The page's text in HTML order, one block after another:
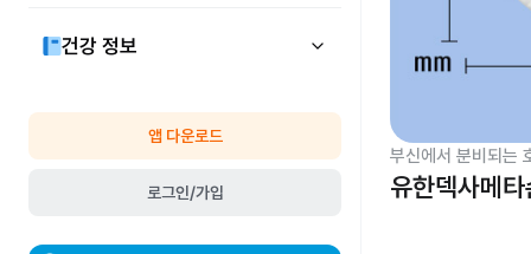
건강 정보
앱 다운로드
로그인/가입
부신에서 분비되는
유한덱사메